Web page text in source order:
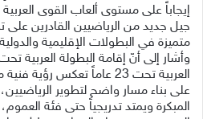
إيجاباً على مستوى ألعاب القوى
جيل جديد من الرياضيين القادرين على
متميزة في البطولات الإقليمية
العربية تحت 23 عاماً تعكس
على بناء مسار واضح لتطوير
المبكرة ويمتد تدريجياً حتى فئة